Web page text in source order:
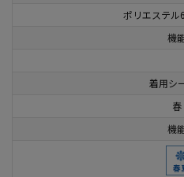
ポリエステル
機
着用シ
春
機